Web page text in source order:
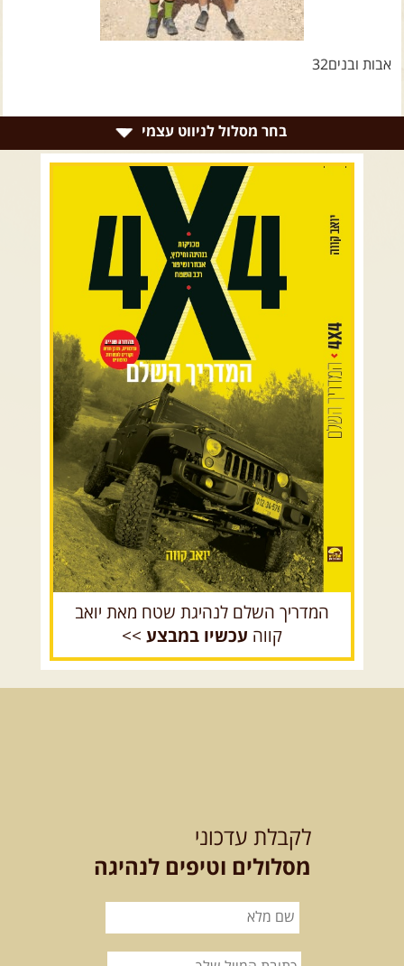
צרו קשר עם שבילים
אודות יואב קווה והאתר שבילים
אבות ובנים32
בחר מסלול לניווט עצמי
רמת הגולן וגליל עליון
כרמל ורמות מנשה
בקעת הירדן והשומרון
השרון ומישור החוף
הרי ירושלים והשפלה
מדבר יהודה וים המלח
צפון ומערב הנגב
הר הנגב והערבה
רכב שטח רך רכב שטח קשוח
המדריך השלם לנהיגת שטח מאת יואב
קווה עכשיו במבצע >>
לקבלת עדכוני
מסלולים וטיפים לנהיגה